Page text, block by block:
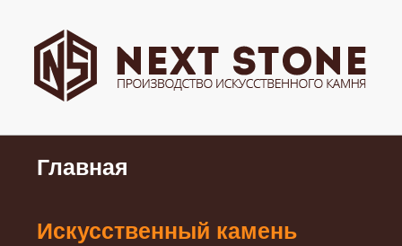
Главная
Искусственный камень